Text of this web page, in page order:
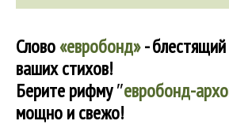
Слово«евробонд»-
ваших стихов!
Берите рифму″евробонд-
мощно и свежо!